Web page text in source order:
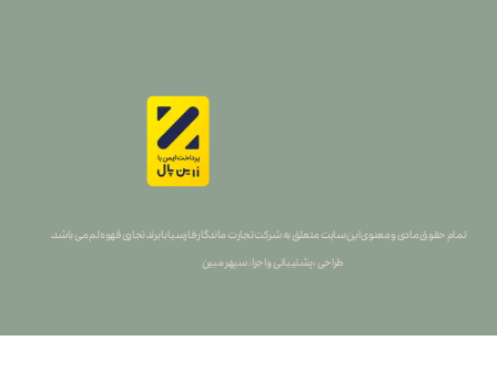
تمام حقوق مادی و معنوی این سایت متعلق به شرکت تجارت ماندگار فارسیا با برند تجاری قهوه لم می باشد.
طراحی ، پشتیبانی و اجرا : سپهر مبین